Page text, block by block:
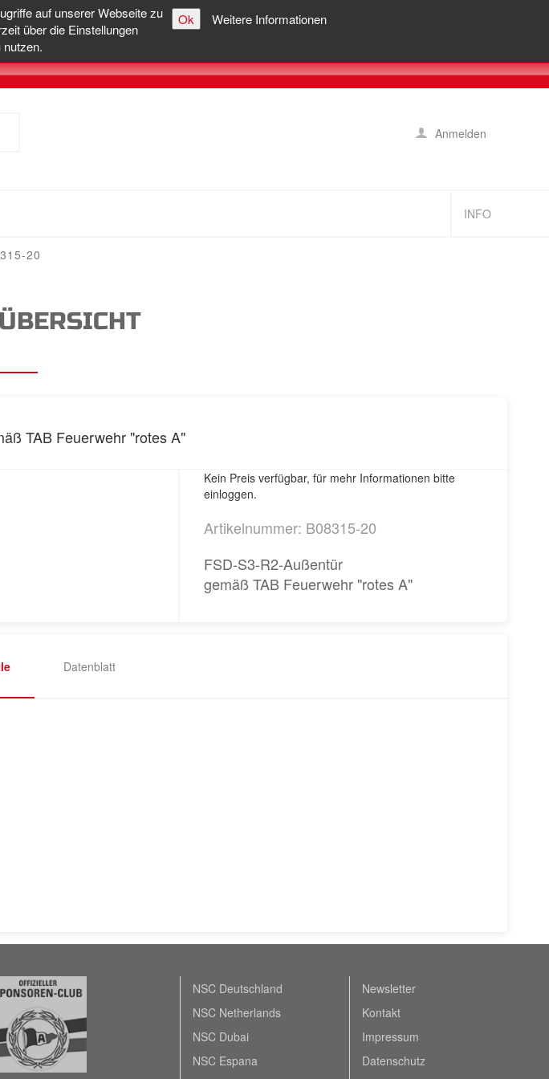
auf unserer Webseite zu
über die Einstellungen
Ok Weitere Informationen
Anmelden
INFO
20
TAB Feuerwehr "rotes A"
Kein Preis verfügbar, für mehr Informationen bitte
einloggen.
Artikelnummer: B08315-20
FSD-S3-R2-Außentür
gemäß TAB Feuerwehr "rotes A"
Datenblatt
NSC Deutschland
NSC Netherlands
NSC Dubai
NSC Espana
Newsletter
Kontakt
Impressum
Datenschutz